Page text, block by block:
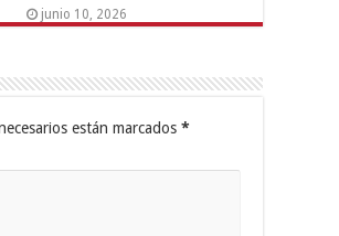
junio 10, 2026
están marcados *